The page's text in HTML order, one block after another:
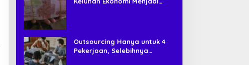
Outsourcing Hanya untuk 4
Pekerjaan, Selebihnya